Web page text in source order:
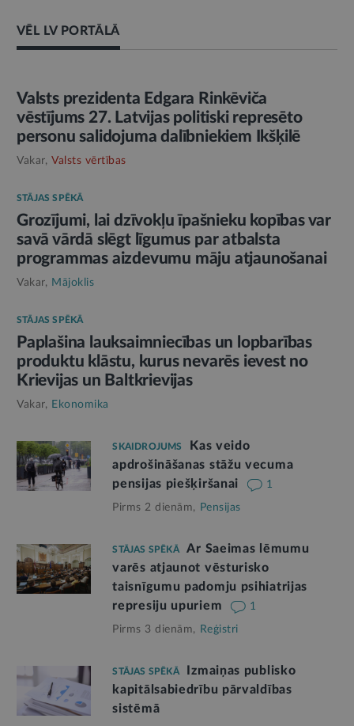
VĒL LV PORTĀLĀ
AMATPERSONAS RUNA
Valsts prezidenta Edgara Rinkēviča
vēstījums 27. Latvijas politiski represēto
personu salidojuma dalībniekiem Ikšķilē
Vakar, Valsts vērtības
STĀJAS SPĒKĀ
Grozījumi, lai dzīvokļu īpašnieku kopības var
savā vārdā slēgt līgumus par atbalsta
programmas aizdevumu māju atjaunošanai
Vakar, Mājoklis
STĀJAS SPĒKĀ
Paplašina lauksaimniecības un lopbarības
produktu klāstu, kurus nevarēs ievest no
Krievijas un Baltkrievijas
Vakar, Ekonomika
SKAIDROJUMS
Kas veido
apdrošināšanas stāžu vecuma
pensijas piešķiršanai
1
Pirms 2 dienām, Pensijas
STĀJAS SPĒKĀ
Ar Saeimas lēmumu
varēs atjaunot vēsturisko
taisnīgumu padomju psihiatrijas
represiju upuriem
1
Pirms 3 dienām, Reģistri
STĀJAS SPĒKĀ
Izmaiņas publisko
kapitālsabiedrību pārvaldības
sistēmā